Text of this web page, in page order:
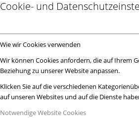
Cookie- und
Wie wir Cookies verwenden
Wir können Cookies anfordern, die auf Ihrem
Beziehung zu unserer Website anpassen.
Klicken Sie auf die verschiedenen
auf unseren Websites und auf die Dienste
Notwendige Website Cookies